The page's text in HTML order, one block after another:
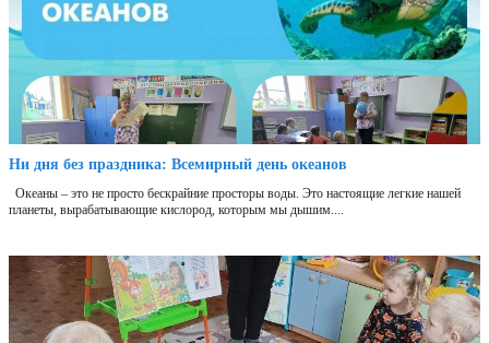
Ни дня без праздника: Всемирный день океанов
Океаны – это не просто бескрайние просторы воды. Это настоящие легкие нашей
планеты, вырабатывающие кислород, которым мы дышим....